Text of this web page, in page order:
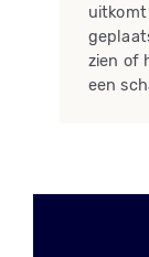
zien of
een